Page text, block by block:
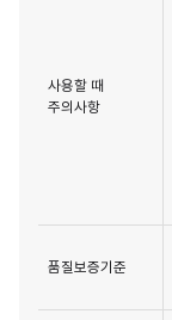
사용할 때
주의사항
품질보증기준